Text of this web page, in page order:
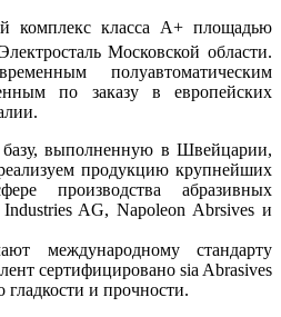
комплекс класса А+ площадью
Московской области.
полуавтоматическим
по заказу в европейских
выполненную в Швейцарии,
продукцию крупнейших
производства абразивных
AG, Napoleon Abrsives и
международному стандарту
сертифицировано sia Abrasives
и прочности.